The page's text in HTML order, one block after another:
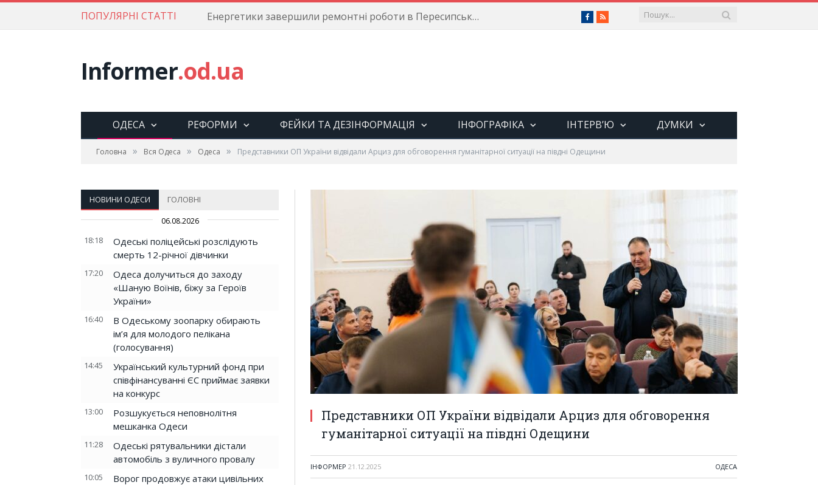
ПОПУЛЯРНІ СТАТТІ Енергетики завершили ремонтні роботи в Пересипському районі Facebook
RSS
Informer.od.ua
ОДЕСА РЕФОРМИ ФЕЙКИ ТА ДЕЗІНФОРМАЦІЯ ІНФОГРАФІКА ІНТЕРВ’Ю ДУМКИ
Головна » Вся Одеса » Одеса » Представники ОП України відвідали Арциз для обговорення гуманітарної ситуації на півдні Одещини
НОВИНИ ОДЕСИ ГОЛОВНІ
06.08.2026
18:18
Одеські поліцейські розслідують
смерть 12-річної дівчинки
17:20
Одеса долучиться до заходу
«Шаную Воїнів, біжу за Героїв
України»
16:40
В Одеському зоопарку обирають
ім’я для молодого пелікана
(голосування)
14:45
Український культурний фонд при
співфінансуванні ЄС приймає заявки
на конкурс
13:00
Розшукується неповнолітня
мешканка Одеси
11:28
Одеські рятувальники дістали
автомобіль з вуличного провалу
10:05
Ворог продовжує атаки цивільних
Представники ОП України відвідали Арциз для обговорення
гуманітарної ситуації на півдні Одещини
ІНФОРМЕР 21.12.2025 ОДЕСА